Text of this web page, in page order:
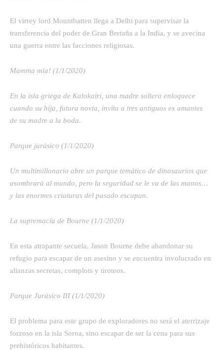
El virrey lord Mountbatten llega a Delhi para supervisar la
transferencia del poder de Gran Bretaña a la India, y se avecina
una guerra entre las facciones religiosas.
Mamma mia! (1/1/2020)
En la isla griega de Kalokairi, una madre soltera enloquece
cuando su hija, futura novia, invita a tres antiguos ex amantes
de su madre a la boda.
Parque jurásico (1/1/2020)
Un multimillonario abre un parque temático de dinosaurios que
asombrará al mundo, pero la seguridad se le va de las manos…
y las enormes criaturas del pasado escapan.
La supremacía de Bourne (1/1/2020)
En esta atrapante secuela, Jason Bourne debe abandonar su
refugio para escapar de un asesino y se encuentra involucrado en
alianzas secretas, complots y tiroteos.
Parque Jurásico III (1/1/2020)
El problema para este grupo de exploradores no será el aterrizaje
forzoso en la isla Sorna, sino escapar de ser la cena para sus
prehistóricos habitantes.